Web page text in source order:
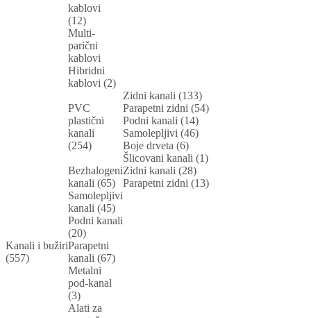
kablovi
(12)
Multi-
parični
kablovi
Hibridni
kablovi (2)
Kanali i bužiri
(557)
PVC
plastični
kanali
(254)
Zidni kanali (133)
Parapetni zidni (54)
Podni kanali (14)
Samolepljivi (46)
Boje drveta (6)
Šlicovani kanali (1)
Bezhalogeni
kanali (65)
Zidni kanali (28)
Parapetni zidni (13)
Samolepljivi
kanali (45)
Podni kanali
(20)
Parapetni
kanali (67)
Metalni
pod-kanal
(3)
Alati za